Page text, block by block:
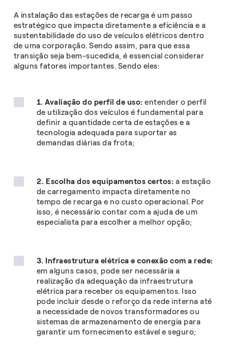
A instalação das estações de recarga é um passo
estratégico que impacta diretamente a eficiência e a
sustentabilidade do uso de veículos elétricos dentro
de uma corporação. Sendo assim, para que essa
transição seja bem-sucedida, é essencial considerar
alguns fatores importantes. Sendo eles:
1. Avaliação do perfil de uso:entender o perfil
de utilização dos veículos é fundamental para
definir a quantidade certa de estações e a
tecnologia adequada para suportar as
demandas diárias da frota;
2. Escolha dos equipamentos certos: a estação
de carregamento impacta diretamente no
tempo de recarga e no custo operacional. Por
isso, é necessário contar com a ajuda de um
especialista para escolher a melhor opção;
3. Infraestrutura elétrica e conexão com a rede:
em alguns casos, pode ser necessária a
realização da adequação da infraestrutura
elétrica para receber os equipamentos. Isso
pode incluir desde o reforço da rede interna até
a necessidade de novos transformadores ou
sistemas de armazenamento de energia para
garantir um fornecimento estável e seguro;